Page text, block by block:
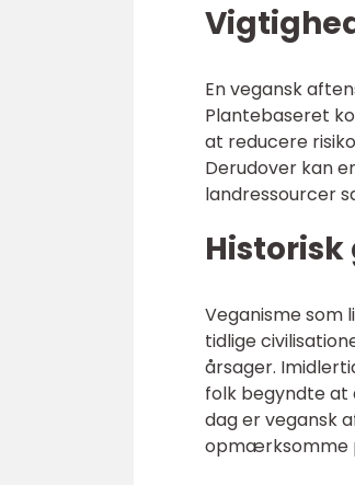
En vegansk
Plantebaseret
at reducere
Derudover kan
landressourcer
Veganisme som
tidlige
årsager.
folk begyndte at
dag er vegansk
opmærksomme